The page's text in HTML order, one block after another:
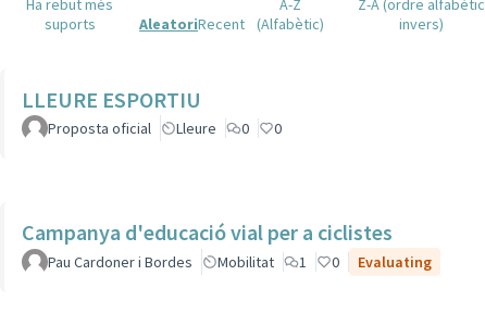
Ha rebut més
suports
AleatoriRecent
A-Z
(Alfabètic)
Z-A (ordre alfabètic
invers)
LLEURE ESPORTIU
Proposta oficial Lleure 0 0
Campanya d'educació vial per a ciclistes
Pau Cardoner i Bordes Mobilitat 1 0 Evaluating